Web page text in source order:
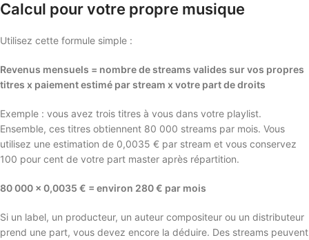
Calcul pour votre propre musique
Utilisez cette formule simple :
Revenus mensuels = nombre de streams valides sur vos propres
titres x paiement estimé par stream x votre part de droits
Exemple : vous avez trois titres à vous dans votre playlist.
Ensemble, ces titres obtiennent 80 000 streams par mois. Vous
utilisez une estimation de 0,0035 € par stream et vous conservez
100 pour cent de votre part master après répartition.
80 000 x 0,0035 € = environ 280 € par mois
Si un label, un producteur, un auteur compositeur ou un distributeur
prend une part, vous devez encore la déduire. Des streams peuvent